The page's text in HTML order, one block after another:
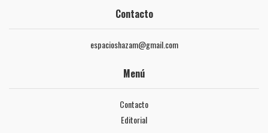
Contacto
espacioshazam@gmail.com
Menú
Contacto
Editorial